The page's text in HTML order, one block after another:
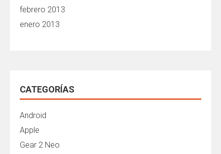
febrero 2013
enero 2013
CATEGORÍAS
Android
Apple
Gear 2 Neo